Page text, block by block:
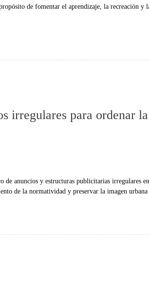
de fomentar el aprendizaje, la recreación y
irregulares para ordenar
anuncios y estructuras publicitarias irregulares
de la normatividad y preservar la imagen